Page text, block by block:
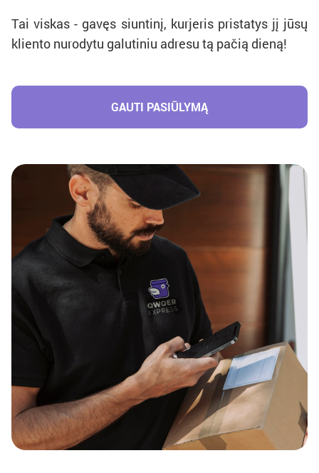
Tai viskas - gavęs siuntinį, kurjeris pristatys jį jūsų
kliento nurodytu galutiniu adresu tą pačią dieną!
GAUTI PASIŪLYMĄ